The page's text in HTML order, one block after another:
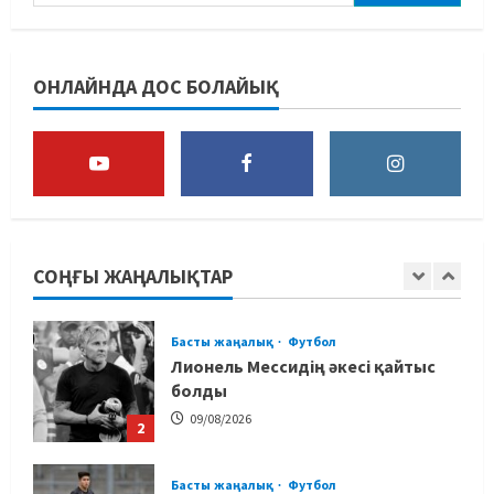
ОНЛАЙНДА ДОС БОЛАЙЫҚ
СОҢҒЫ ЖАҢАЛЫҚТАР
отырмыз”: Қырғызбаев
мәлімдеме жасады
1
Басты жаңалық Дзюдо
09/08/2026
2
Басты жаңалық Футбол
Лионель Мессидің әкесі қайтыс
болды
09/08/2026
Басты жаңалық Футбол